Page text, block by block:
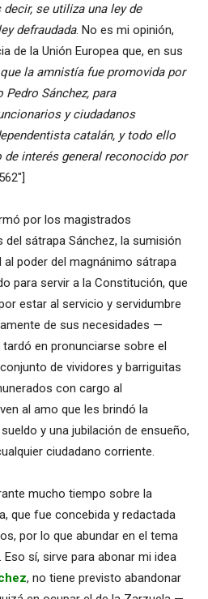
se utiliza una ley de
defraudada. No es mi opinión,
de la Unión Europea que, en sus
que la amnistía fue promovida por
Sánchez, para
y ciudadanos
catalán, y todo ello
de interés general reconocido por
por los magistrados
sátrapa Sánchez, la sumisión
poder del magnánimo sátrapa
para servir a la Constitución, que
estar al servicio y servidumbre
de sus necesidades —
en pronunciarse sobre el
de vividores y barriguitas
con cargo al
al amo que les brindó la
y una jubilación de ensueño,
ciudadano corriente.
mucho tiempo sobre la
que fue concebida y redactada
por lo que abundar en el tema
sí, sirve para abonar mi idea
, no tiene previsto abandonar